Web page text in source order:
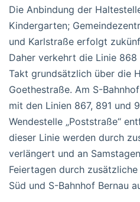
Die Anbindung der
Kindergarten;
und Karlstraße erfolgt
Daher verkehrt die Linie
Takt grundsätzlich über die
Goethestraße. Am S-
mit den Linien 867, 891 und
Wendestelle „Poststraße“
dieser Linie werden durch
verlängert und an
Feiertagen durch
Süd und S-Bahnhof Bernau